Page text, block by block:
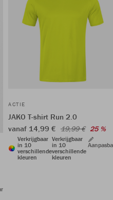
ACTIE
JAKO T-shirt Run 2.0
vanaf 14,99 € 19,99 € 25 %
Verkrijgbaar
in 10
verschillende
kleuren
Verkrijgbaar
in 10
verschillende
kleuren